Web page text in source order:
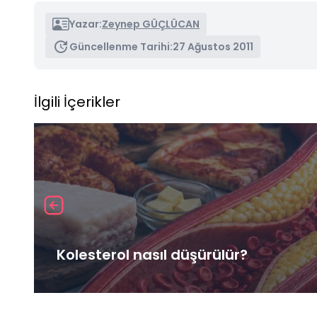
Yazar:Zeynep GÜÇLÜCAN
Güncellenme Tarihi:27 Ağustos 2011
İlgili İçerikler
Kolesterol nasıl düşürülür?